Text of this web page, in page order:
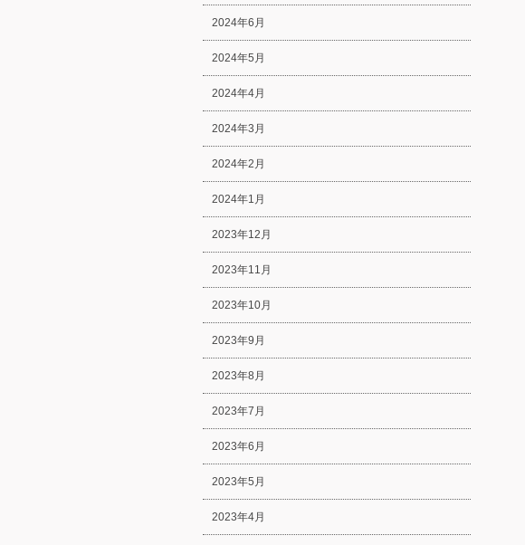
2024年6月
2024年5月
2024年4月
2024年3月
2024年2月
2024年1月
2023年12月
2023年11月
2023年10月
2023年9月
2023年8月
2023年7月
2023年6月
2023年5月
2023年4月